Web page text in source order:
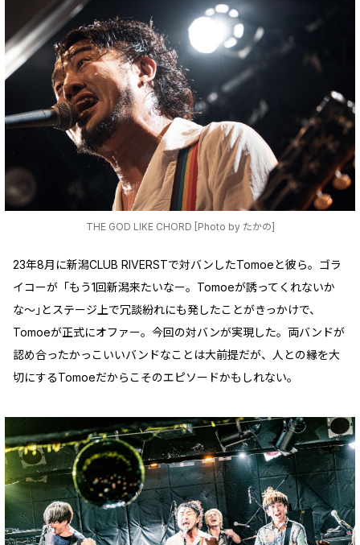
THE GOD LIKE CHORD [Photo by たかの]
23年8月に新潟CLUB RIVERSTで対バンしたTomoeと彼ら。ゴラ
イコーが「もう1回新潟来たいなー。Tomoeが誘ってくれないか
な〜｣とステージ上で冗談紛れにも発したことがきっかけで、
Tomoeが正式にオファー。今回の対バンが実現した。両バンドが
認め合ったかっこいいバンドなことは大前提だが、人との縁を大
切にするTomoeだからこそのエピソードかもしれない。